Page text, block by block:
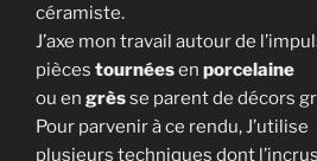
céramiste.
J’axe mon travail autour de
pièces tournéesen porcelaine
ou en grèsse parent de décors
Pour parvenir à ce rendu, J’utilise
plusieurs techniques dont